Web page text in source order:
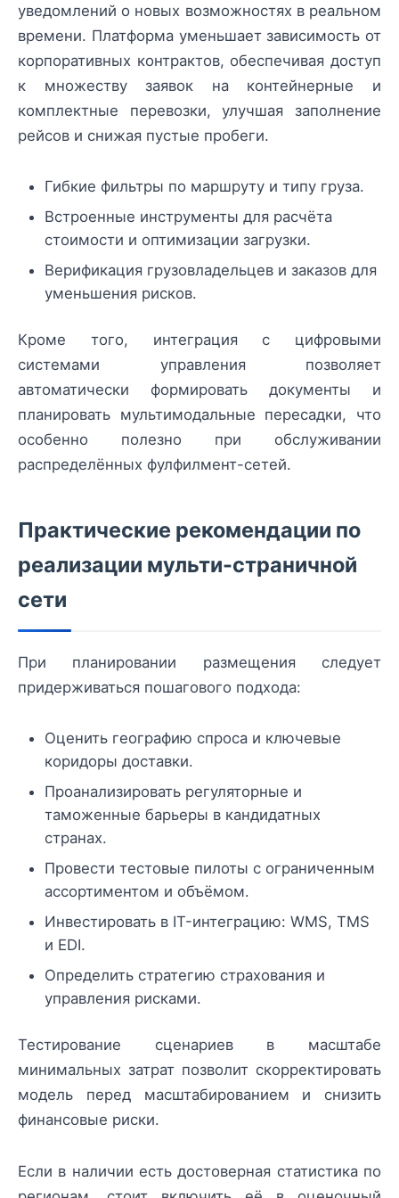
уведомлений о новых возможностях в реальном
времени. Платформа уменьшает зависимость от
корпоративных контрактов, обеспечивая доступ
к множеству заявок на контейнерные и
комплектные перевозки, улучшая заполнение
рейсов и снижая пустые пробеги.
Гибкие фильтры по маршруту и типу груза.
Встроенные инструменты для расчёта
стоимости и оптимизации загрузки.
Верификация грузовладельцев и заказов для
уменьшения рисков.
Кроме того, интеграция с цифровыми
системами управления позволяет
автоматически формировать документы и
планировать мультимодальные пересадки, что
особенно полезно при обслуживании
распределённых фулфилмент-сетей.
Практические рекомендации по
реализации мульти-страничной
сети
При планировании размещения следует
придерживаться пошагового подхода:
Оценить географию спроса и ключевые
коридоры доставки.
Проанализировать регуляторные и
таможенные барьеры в кандидатных
странах.
Провести тестовые пилоты с ограниченным
ассортиментом и объёмом.
Инвестировать в IT-интеграцию: WMS, TMS
и EDI.
Определить стратегию страхования и
управления рисками.
Тестирование сценариев в масштабе
минимальных затрат позволит скорректировать
модель перед масштабированием и снизить
финансовые риски.
Если в наличии есть достоверная статистика по